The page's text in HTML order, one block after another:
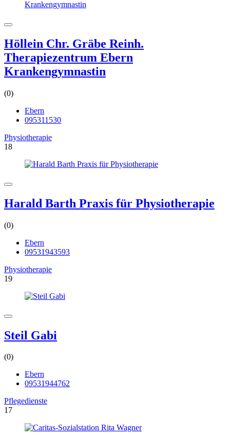
Höllein Chr. Gräbe Reinh.
Therapiezentrum Ebern
Krankengymnastin
(0)
Ebern
095311530
Physiotherapie
18
Harald Barth Praxis für Physiotherapie
(0)
Ebern
09531943593
Physiotherapie
19
Steil Gabi
(0)
Ebern
09531944762
Pflegedienste
17